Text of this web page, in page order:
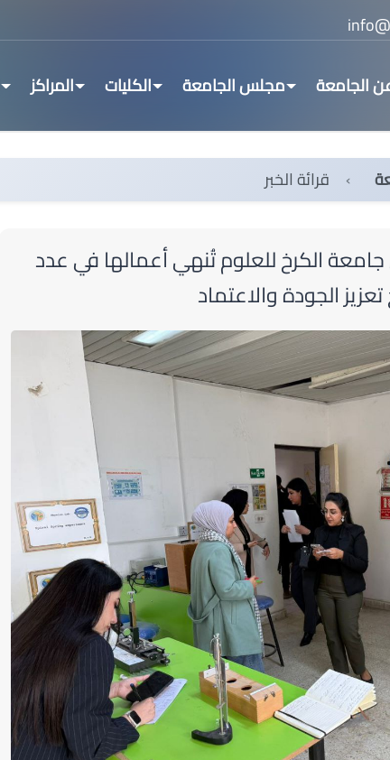
الجامعة مجلس الجامعة الكليات المراكز
قرائة الخبر
جامعة الكرخ للعلوم تُنهي أعمالها في عدد
الجودة والاعتماد